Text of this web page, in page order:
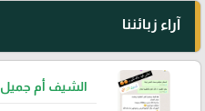
آراء زبائننا
الشيف أم جميل